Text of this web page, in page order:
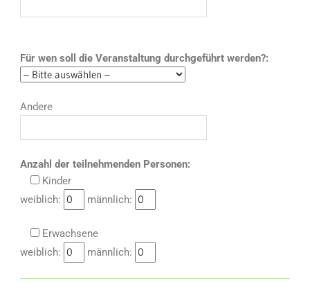
Für wen soll die Veranstaltung durchgeführt werden?:
Andere
Anzahl der teilnehmenden Personen:
Kinder
weiblich:
männlich:
Erwachsene
weiblich:
männlich: